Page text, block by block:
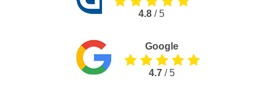
4.8 / 5
Google
4.7 / 5